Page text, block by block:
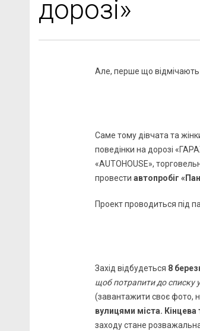
дорозі»
Але, перше що відмічають
Саме тому дівчата та
поведінки на дорозі
«AUTOHOUSE»,
провести автопробіг
Проект проводиться під
Захід відбудеться 8
щоб потрапити до списку
(завантажити своє фото,
вулицями міста.
заходу стане